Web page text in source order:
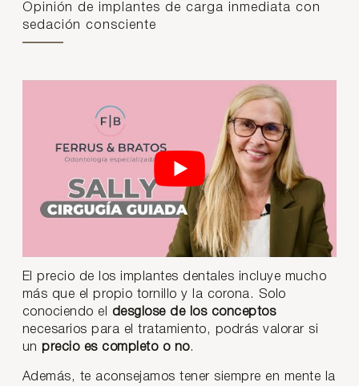
Opinión de implantes de carga inmediata con
sedación consciente
El precio de los implantes dentales incluye mucho
más que el propio tornillo y la corona. Solo
conociendo el desglose de los conceptos
necesarios para el tratamiento, podrás valorar si
un precio es completo o no.
Además, te aconsejamos tener siempre en mente la